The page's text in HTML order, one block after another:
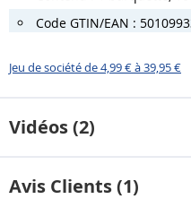
Code GTIN/EAN :
Jeu de société de 4,99 € à 39,95 €
Vidéos (2)
Avis Clients (1)